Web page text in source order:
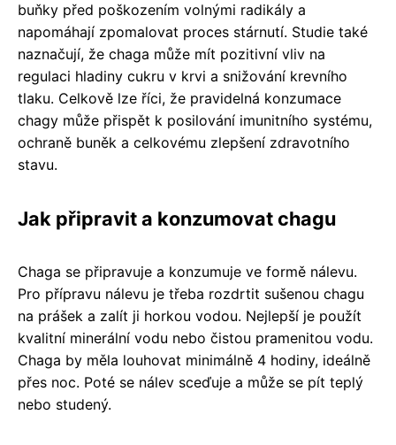
buňky před poškozením volnými radikály a
napomáhají zpomalovat proces stárnutí. Studie také
naznačují, že chaga může mít pozitivní vliv na
regulaci hladiny cukru v krvi a snižování krevního
tlaku. Celkově lze říci, že pravidelná konzumace
chagy může přispět k posilování imunitního systému,
ochraně buněk a celkovému zlepšení zdravotního
stavu.
Jak připravit a konzumovat chagu
Chaga se připravuje a konzumuje ve formě nálevu.
Pro přípravu nálevu je třeba rozdrtit sušenou chagu
na prášek a zalít ji horkou vodou. Nejlepší je použít
kvalitní minerální vodu nebo čistou pramenitou vodu.
Chaga by měla louhovat minimálně 4 hodiny, ideálně
přes noc. Poté se nálev sceďuje a může se pít teplý
nebo studený.